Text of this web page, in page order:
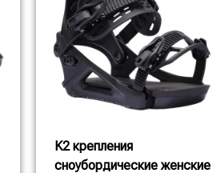
K2 крепления
сноубордические женские